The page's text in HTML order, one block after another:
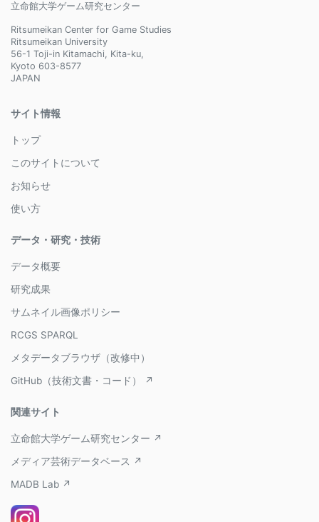
立命館大学ゲーム研究センター
Ritsumeikan Center for Game Studies
Ritsumeikan University
56-1 Toji-in Kitamachi, Kita-ku,
Kyoto 603-8577
JAPAN
サイト情報
トップ
このサイトについて
お知らせ
使い方
データ・研究・技術
データ概要
研究成果
サムネイル画像ポリシー
RCGS SPARQL
メタデータブラウザ（改修中）
GitHub（技術文書・コード） ↗
関連サイト
立命館大学ゲーム研究センター ↗
メディア芸術データベース ↗
MADB Lab ↗